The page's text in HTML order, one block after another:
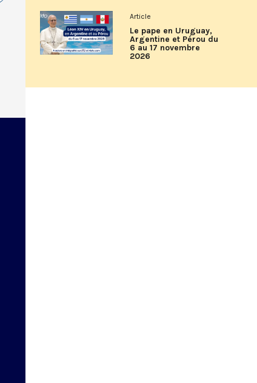
Article
Le pape en Uruguay,
Argentine et Pérou du
6 au 17 novembre
2026